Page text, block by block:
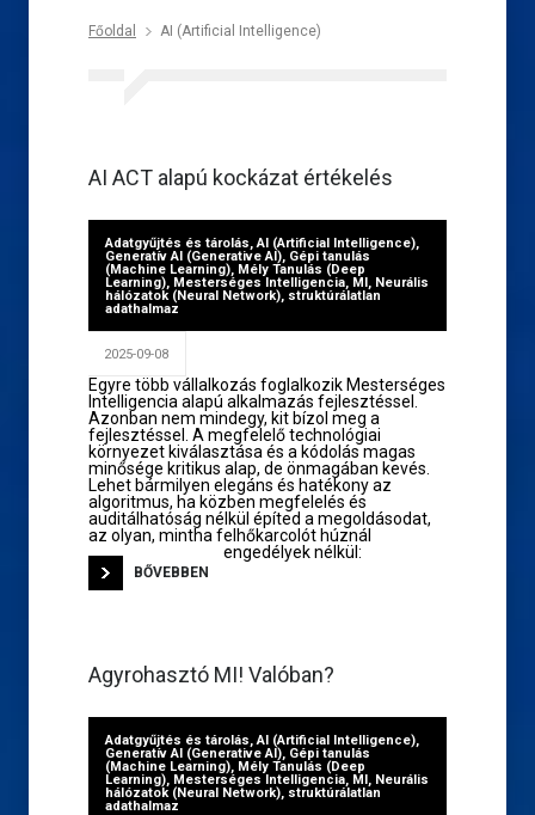
Főoldal AI (Artificial Intelligence)
AI ACT alapú kockázat értékelés
Adatgyűjtés és tárolás,AI (Artificial Intelligence),
Generatív AI (Generative AI), Gépi tanulás
(Machine Learning), Mély Tanulás (Deep
Learning), Mesterséges Intelligencia, MI, Neurális
hálózatok (Neural Network), struktúrálatlan
adathalmaz
2025-09-08
Egyre több vállalkozás foglalkozik Mesterséges
Intelligencia alapú alkalmazás fejlesztéssel.
Azonban nem mindegy, kit bízol meg a
fejlesztéssel. A megfelelő technológiai
környezet kiválasztása és a kódolás magas
minősége kritikus alap, de önmagában kevés.
Lehet bármilyen elegáns és hatékony az
algoritmus, ha közben megfelelés és
auditálhatóság nélkül építed a megoldásodat,
az olyan, mintha felhőkarcolót húznál
engedélyek nélkül:
BŐVEBBEN
Agyrohasztó MI! Valóban?
Adatgyűjtés és tárolás,AI (Artificial Intelligence),
Generatív AI (Generative AI), Gépi tanulás
(Machine Learning), Mély Tanulás (Deep
Learning), Mesterséges Intelligencia, MI, Neurális
hálózatok (Neural Network), struktúrálatlan
adathalmaz